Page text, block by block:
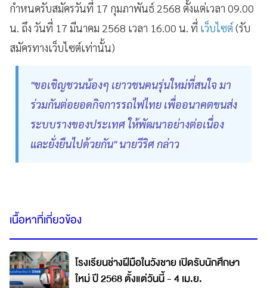
กำหนดรับสมัครวันที่ 17 กุมภาพันธ์ 2568 ตั้งแต่เวลา 09.00
น. ถึง วันที่ 17 มีนาคม 2568 เวลา 16.00 น. ที่ เว็บไซต์ (รับ
สมัครทางเว็บไซต์เท่านั้น)
"ขอเชิญชวนน้องๆ เยาวชนคนรุ่นใหม่ที่สนใจ มา
ร่วมกันต่อยอดกิจการรถไฟไทย เพื่ออนาคตขนส่ง
ระบบรางของประเทศ ให้พัฒนาอย่างต่อเนื่อง
และยั่งยืนไปด้วยกัน" นายวีริศ กล่าว
เนื้อหาที่เกี่ยวข้อง
โรงเรียนช่างฝีมือในวังชาย เปิดรับนักศึกษา
ใหม่ ปี 2568 ตั้งแต่วันนี้ - 4 เม.ย.